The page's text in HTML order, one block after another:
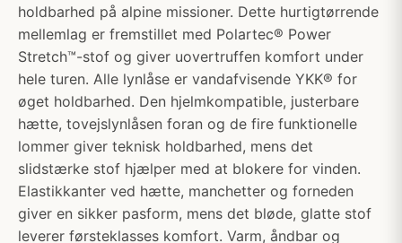
holdbarhed på alpine missioner. Dette hurtigtørrende
mellemlag er fremstillet med Polartec® Power
Stretch™-stof og giver uovertruffen komfort under
hele turen. Alle lynlåse er vandafvisende YKK® for
øget holdbarhed. Den hjelmkompatible, justerbare
hætte, tovejslynlåsen foran og de fire funktionelle
lommer giver teknisk holdbarhed, mens det
slidstærke stof hjælper med at blokere for vinden.
Elastikkanter ved hætte, manchetter og forneden
giver en sikker pasform, mens det bløde, glatte stof
leverer førsteklasses komfort. Varm, åndbar og